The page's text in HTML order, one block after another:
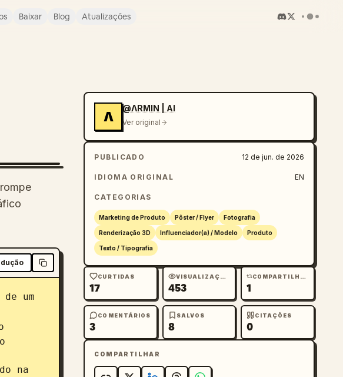
Baixar Blog Atualizações
um
na
Λ
@ΛRMIN | AI
Ver original
PUBLICADO 12 de jun. de 2026
IDIOMA ORIGINAL EN
CATEGORIAS
Marketing de Produto Pôster / Flyer Fotografia
Renderização 3D Influenciador(a) / Modelo Produto
Texto / Tipografia
CURTIDAS
17
VISUALIZAÇÕES
453
COMPARTILHAMENTOS
1
COMENTÁRIOS
3
SALVOS
8
CITAÇÕES
0
COMPARTILHAR